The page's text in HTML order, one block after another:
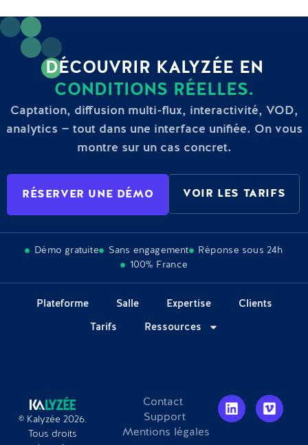
DÉCOUVRIR KALYZÉE EN
CONDITIONS RÉELLES.
Captation, diffusion multi-flux, interactivité, VOD,
analytics — tout dans une interface unifiée. On vous
montre sur un cas concret.
RÉSERVER UNE DÉMO VOIR LES TARIFS
Démo gratuite Sans engagement
Réponse sous 24h
100% France
Plateforme Salle Expertise Clients
Tarifs Ressources
© Kalyzée 2026.
Tous droits
Contact
Support
Mentions légales